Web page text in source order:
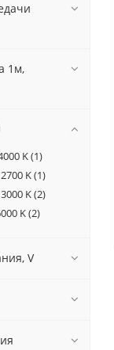
1м,
K (1)
K (1)
K (2)
K (2)
V